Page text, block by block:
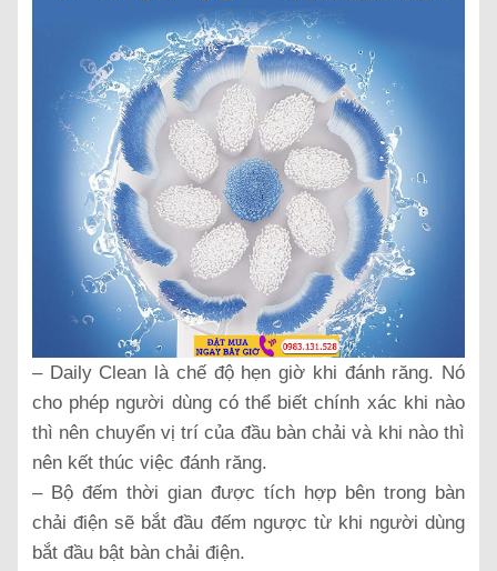
– Daily Clean là chế độ hẹn giờ khi đánh răng. Nó
cho phép người dùng có thể biết chính xác khi nào
thì nên chuyển vị trí của đầu bàn chải và khi nào thì
nên kết thúc việc đánh răng.
– Bộ đếm thời gian được tích hợp bên trong bàn
chải điện sẽ bắt đầu đếm ngược từ khi người dùng
bắt đầu bật bàn chải điện.